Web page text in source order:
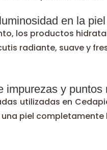
en la piel
los productos
radiante, suave y
impurezas y puntos
utilizadas en
piel completamente